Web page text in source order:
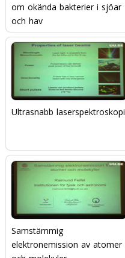
om okända bakterier i sjöar
och hav
Ultrasnabb laserspektroskopi
Samstämmig
elektronemission av atomer